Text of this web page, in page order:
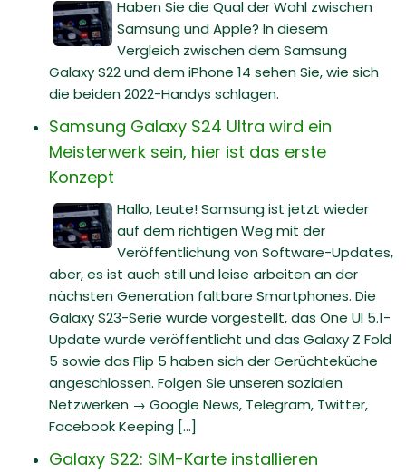
Haben Sie die Qual der Wahl zwischen
Samsung und Apple? In diesem
Vergleich zwischen dem Samsung
Galaxy S22 und dem iPhone 14 sehen Sie, wie sich
die beiden 2022-Handys schlagen.
Samsung Galaxy S24 Ultra wird ein
Meisterwerk sein, hier ist das erste
Konzept
Hallo, Leute! Samsung ist jetzt wieder
auf dem richtigen Weg mit der
Veröffentlichung von Software-Updates,
aber, es ist auch still und leise arbeiten an der
nächsten Generation faltbare Smartphones. Die
Galaxy S23-Serie wurde vorgestellt, das One UI 5.1-
Update wurde veröffentlicht und das Galaxy Z Fold
5 sowie das Flip 5 haben sich der Gerüchteküche
angeschlossen. Folgen Sie unseren sozialen
Netzwerken → Google News, Telegram, Twitter,
Facebook Keeping [...]
Galaxy S22: SIM-Karte installieren